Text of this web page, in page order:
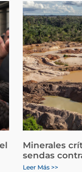
Minerales
sendas
Leer Más >>